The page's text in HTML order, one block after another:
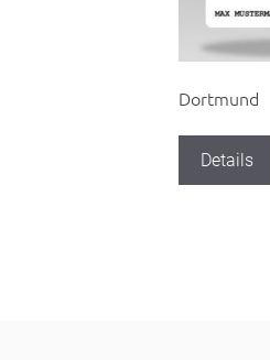
Dortmund
Details